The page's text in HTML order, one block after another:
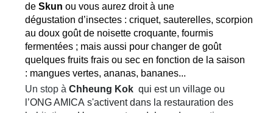
deSkunou vous aurez droit à une
dégustation d’insectes : criquet, sauterelles, scorpion
au doux goût de noisette croquante, fourmis
fermentées ; mais aussi pour changer de goût
quelques fruits frais ou sec en fonction de la saison
: mangues vertes, ananas, bananes...
Un stop àChheung Kok qui est un village ou
l’ONG AMICA s'activent dans la restauration des